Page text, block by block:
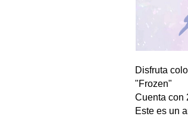
Disfruta
"Frozen"
Cuenta con
Este es un